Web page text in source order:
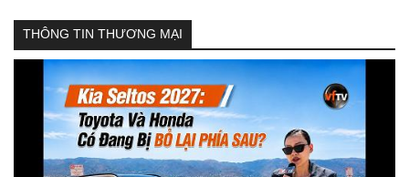
THÔNG TIN THƯƠNG MẠI